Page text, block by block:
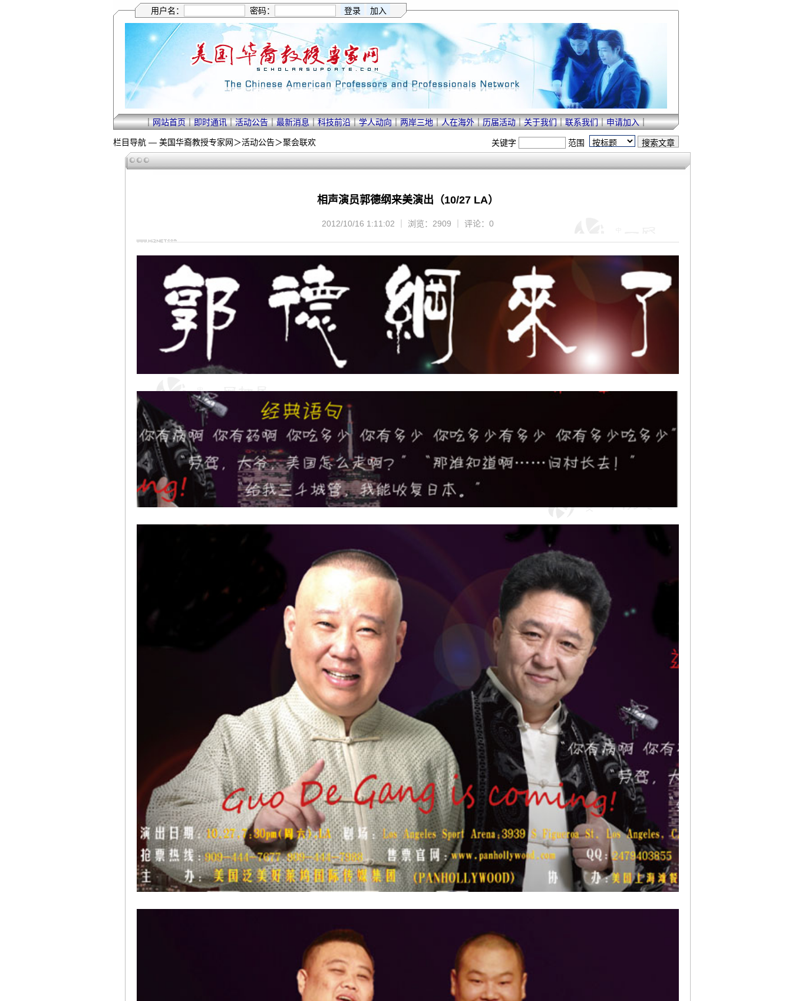
用户名： 密码：
｜网站首页｜即时通讯｜活动公告｜最新消息｜科技前沿｜学人动向｜两岸三地｜人在海外｜历届活动｜关于我们｜联系我们｜申请加入｜
栏目导航 — 美国华裔教授专家网＞活动公告＞聚会联欢 关键字 范围
相声演员郭德纲来美演出（10/27 LA）
2012/10/16 1:11:02 ｜ 浏览：2909 ｜ 评论：0